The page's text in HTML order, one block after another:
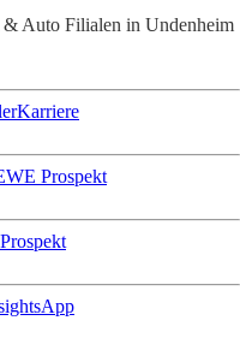
& Auto Filialen in Undenheim
Karriere
Prospekt
App